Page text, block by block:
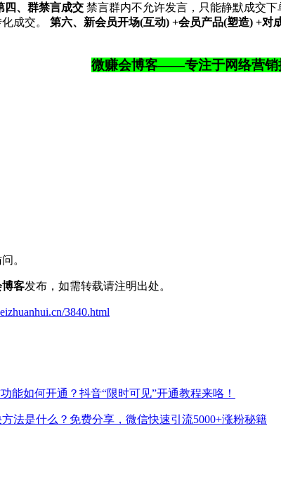
四、群禁言成交 禁言群内不允许发言，只能静默成交下
成交。 第六、新会员开场(互动) +会员产品(塑造) +对
微赚会博客——专注于网络营销
。
客发布，如需转载请注明出处。
3840.html
能如何开通？抖音“限时可见”开通教程来咯！
法是什么？免费分享，微信快速引流5000+涨粉秘籍